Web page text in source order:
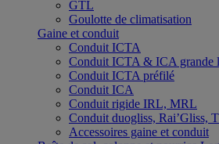
GTL
Goulotte de climatisation
Gaine et conduit
Conduit ICTA
Conduit ICTA & ICA grande
Conduit ICTA préfilé
Conduit ICA
Conduit rigide IRL, MRL
Conduit duogliss, Rai’Gliss,
Accessoires gaine et conduit